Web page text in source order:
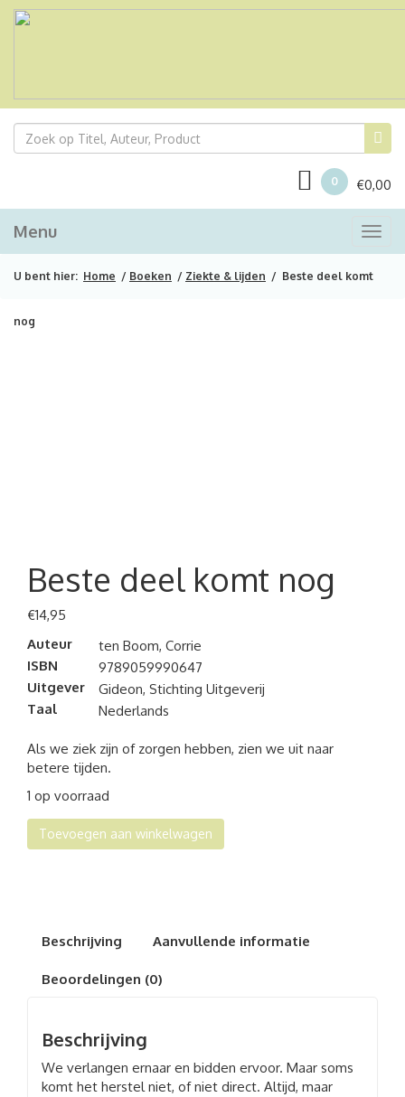
0 €0,00
Menu
U bent hier: Home / Boeken / Ziekte & lijden / Beste deel komt
nog
Beste deel komt nog
€14,95
Auteur
ten Boom, Corrie
ISBN
9789059990647
Uitgever
Gideon, Stichting Uitgeverij
Taal
Nederlands
Als we ziek zijn of zorgen hebben, zien we uit naar
betere tijden.
1 op voorraad
Beste
deel
Toevoegen aan winkelwagen
Beschrijving Aanvullende informatie
Beoordelingen (0)
Beschrijving
We verlangen ernaar en bidden ervoor. Maar soms
komt het herstel niet, of niet direct. Altijd, maar